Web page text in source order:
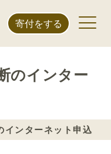
寄付をする
のインター
インターネット申込